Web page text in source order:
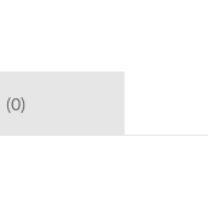
(0)